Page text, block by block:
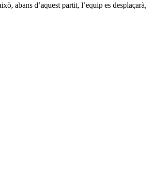
abans d’aquest partit, l’equip es desplaçarà,